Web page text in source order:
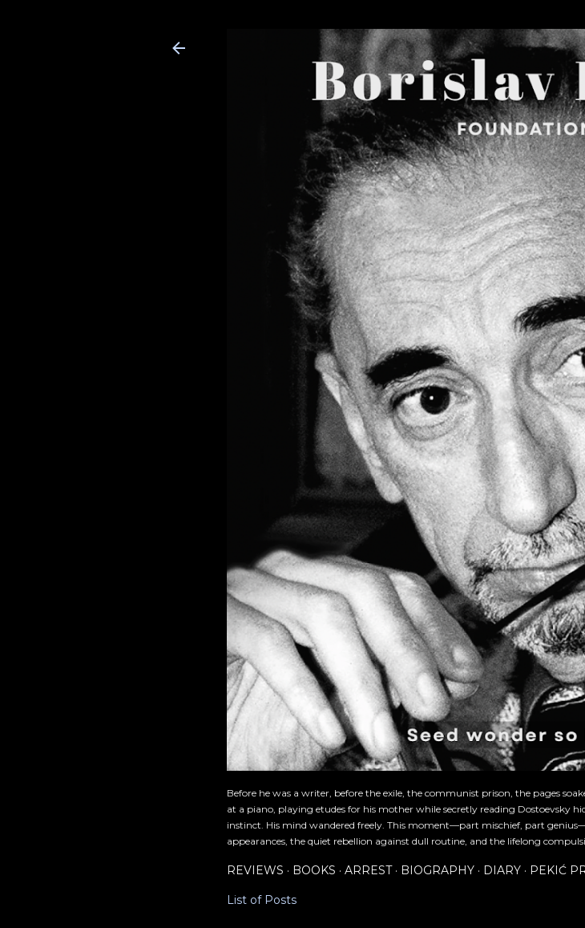
Before he was a writer, before the exile, the communist prison, the pages
at a piano, playing etudes for his mother while secretly reading Dostoevsky
instinct. His mind wandered freely. This moment—part mischief, part
appearances, the quiet rebellion against dull routine, and the lifelong
REVIEWS BOOKS ARREST BIOGRAPHY DIARY PEKIĆ
List of Posts